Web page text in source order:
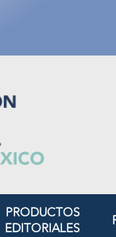
PRODUCTOS
EDITORIALES